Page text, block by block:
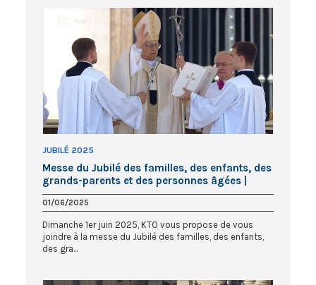
JUBILÉ 2025
Messe du Jubilé des familles, des enfants, des
grands-parents et des personnes âgées |
#Jubilé2025
01/06/2025
Dimanche 1er juin 2025, KTO vous propose de vous
joindre à la messe du Jubilé des familles, des enfants,
des gra...